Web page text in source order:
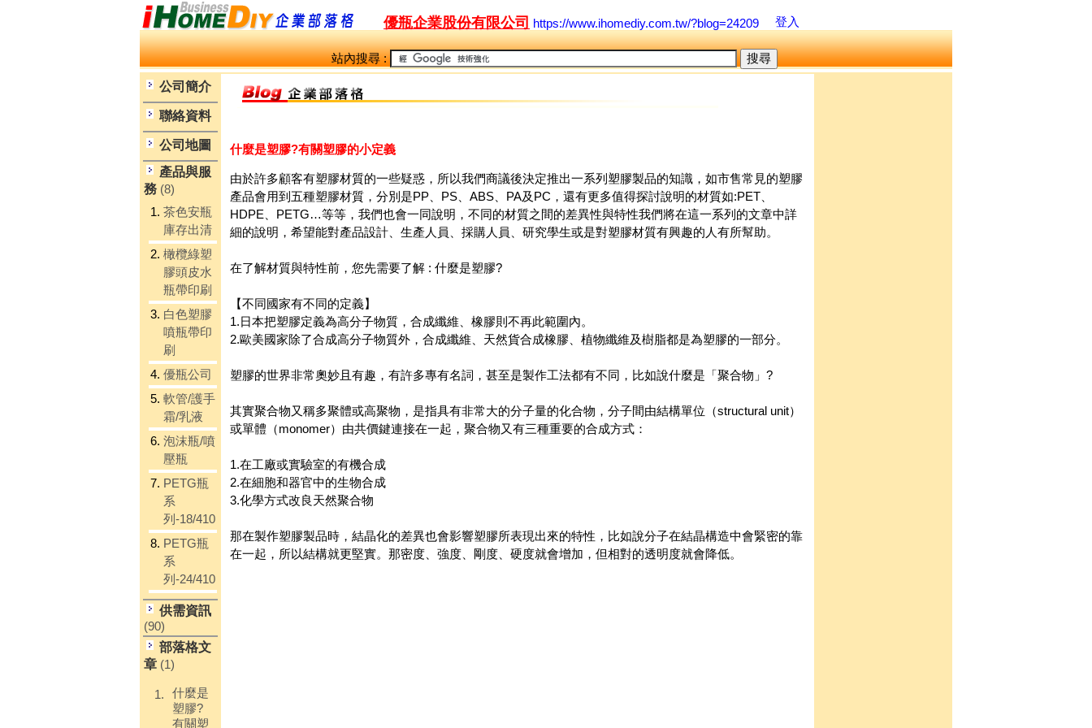
優瓶企業股份有限公司 https://www.ihomediy.com.tw/?blog=24209 登入
站內搜尋 :
公司簡介
聯絡資料
公司地圖
產品與服
務 (8)
1. 茶色安瓶
庫存出清
2. 橄欖綠塑
膠頭皮水
瓶帶印刷
3. 白色塑膠
噴瓶帶印
刷
4. 優瓶公司
5. 軟管/護手
霜/乳液
6. 泡沫瓶/噴
壓瓶
7. PETG瓶
系
列-18/410
8. PETG瓶
系
列-24/410
供需資訊
(90)
部落格文
章 (1)
1.
什麼是
塑膠?
有關塑
什麼是塑膠?有關塑膠的小定義
由於許多顧客有塑膠材質的一些疑惑，所以我們商議後決定推出一系列塑膠製品的知識，如市售常見的塑膠
產品會用到五種塑膠材質，分別是PP、PS、ABS、PA及PC，還有更多值得探討說明的材質如:PET、
HDPE、PETG…等等，我們也會一同說明，不同的材質之間的差異性與特性我們將在這一系列的文章中詳
細的說明，希望能對產品設計、生產人員、採購人員、研究學生或是對塑膠材質有興趣的人有所幫助。
在了解材質與特性前，您先需要了解 : 什麼是塑膠?
【不同國家有不同的定義】
1.日本把塑膠定義為高分子物質，合成纖維、橡膠則不再此範圍內。
2.歐美國家除了合成高分子物質外，合成纖維、天然貨合成橡膠、植物纖維及樹脂都是為塑膠的一部分。
塑膠的世界非常奧妙且有趣，有許多專有名詞，甚至是製作工法都有不同，比如說什麼是「聚合物」?
其實聚合物又稱多聚體或高聚物，是指具有非常大的分子量的化合物，分子間由結構單位（structural unit）
或單體（monomer）由共價鍵連接在一起，聚合物又有三種重要的合成方式：
1.在工廠或實驗室的有機合成
2.在細胞和器官中的生物合成
3.化學方式改良天然聚合物
那在製作塑膠製品時，結晶化的差異也會影響塑膠所表現出來的特性，比如說分子在結晶構造中會緊密的靠
在一起，所以結構就更堅實。那密度、強度、剛度、硬度就會增加，但相對的透明度就會降低。